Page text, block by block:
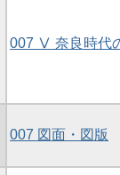
007 Ⅴ 奈良時代
007 図面・図版